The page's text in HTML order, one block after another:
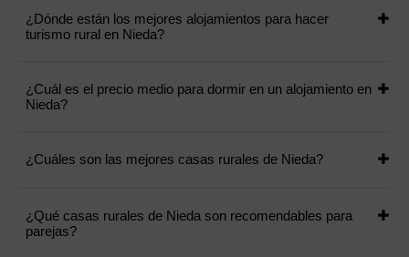
¿Dónde están los mejores alojamientos para hacer
turismo rural en Nieda?
¿Cuál es el precio medio para dormir en un alojamiento en
Nieda?
¿Cuáles son las mejores casas rurales de Nieda?
¿Qué casas rurales de Nieda son recomendables para
parejas?